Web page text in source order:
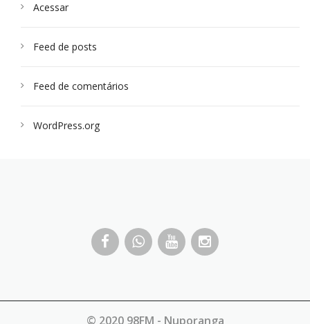
Acessar
Feed de posts
Feed de comentários
WordPress.org
© 2020 98FM - Nuporanga